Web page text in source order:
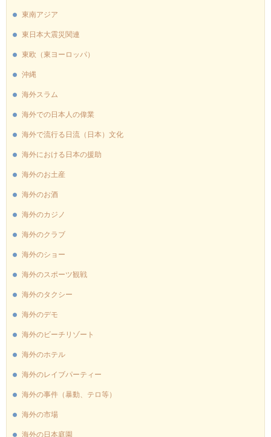
東南アジア
東日本大震災関連
東欧（東ヨーロッパ）
沖縄
海外スラム
海外での日本人の偉業
海外で流行る日流（日本）文化
海外における日本の援助
海外のお土産
海外のお酒
海外のカジノ
海外のクラブ
海外のショー
海外のスポーツ観戦
海外のタクシー
海外のデモ
海外のビーチリゾート
海外のホテル
海外のレイブパーティー
海外の事件（暴動、テロ等）
海外の市場
海外の日本庭園